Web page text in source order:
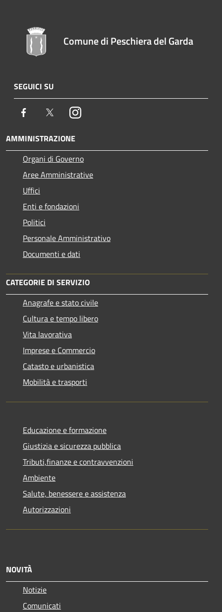
Comune di Peschiera del Garda
SEGUICI SU
Facebook TwitterInstagram
AMMINISTRAZIONE
Organi di Governo
Aree Amministrative
Uffici
Enti e fondazioni
Politici
Personale Amministrativo
Documenti e dati
CATEGORIE DI SERVIZIO
Anagrafe e stato civile
Cultura e tempo libero
Vita lavorativa
Imprese e Commercio
Catasto e urbanistica
Mobilità e trasporti
Educazione e formazione
Giustizia e sicurezza pubblica
Tributi,finanze e contravvenzioni
Ambiente
Salute, benessere e assistenza
Autorizzazioni
NOVITÀ
Notizie
Comunicati